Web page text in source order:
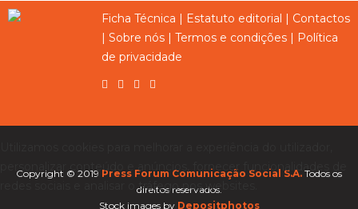
Ficha Técnica | Estatuto editorial | Contactos
| Sobre nós | Termos e condições | Política
de privacidade
Copyright © 2019 Press Forum Comunicação Social S.A. Todos os
direitos reservados.
Stock images by Depositphotos
personalizar conteúdo e anúncios, fornecer funcionalidades de
redes sociais e analisar o tráfego nos websites.